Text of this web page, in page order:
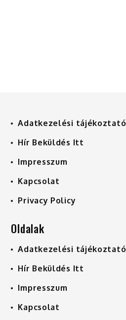
Adatkezelési tájékoztató
Hír Beküldés Itt
Impresszum
Kapcsolat
Privacy Policy
Oldalak
Adatkezelési tájékoztató
Hír Beküldés Itt
Impresszum
Kapcsolat